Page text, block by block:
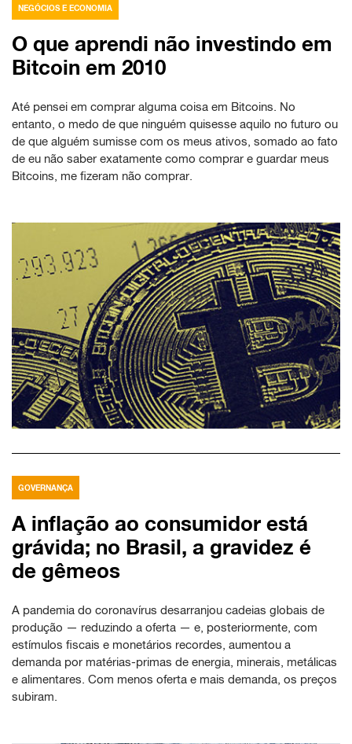
NEGÓCIOS E ECONOMIA
O que aprendi não investindo em
Bitcoin em 2010
Até pensei em comprar alguma coisa em Bitcoins. No
entanto, o medo de que ninguém quisesse aquilo no futuro ou
de que alguém sumisse com os meus ativos, somado ao fato
de eu não saber exatamente como comprar e guardar meus
Bitcoins, me fizeram não comprar.
GOVERNANÇA
A inflação ao consumidor está
grávida; no Brasil, a gravidez é
de gêmeos
A pandemia do coronavírus desarranjou cadeias globais de
produção — reduzindo a oferta — e, posteriormente, com
estímulos fiscais e monetários recordes, aumentou a
demanda por matérias-primas de energia, minerais, metálicas
e alimentares. Com menos oferta e mais demanda, os preços
subiram.